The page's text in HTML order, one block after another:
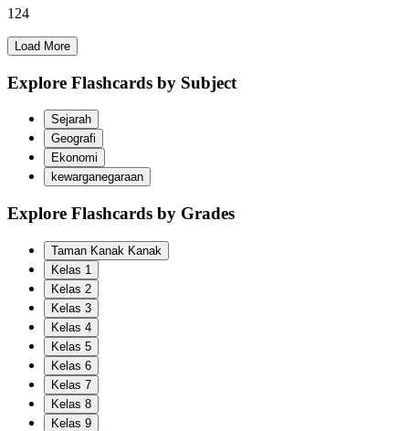
124
Load More
Explore Flashcards by Subject
Sejarah
Geografi
Ekonomi
kewarganegaraan
Explore Flashcards by Grades
Taman Kanak Kanak
Kelas 1
Kelas 2
Kelas 3
Kelas 4
Kelas 5
Kelas 6
Kelas 7
Kelas 8
Kelas 9